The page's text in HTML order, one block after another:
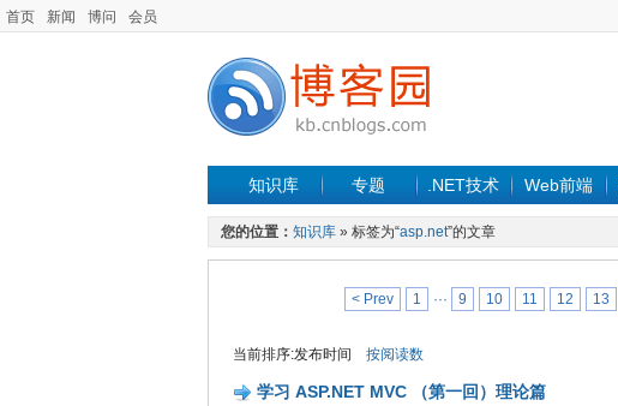
首页 新闻 博问 会员
知识库 专题 .NET技术 Web前端
您的位置： 知识库 » 标签为“asp.net”的文章
< Prev 1 ··· 9 10 11 12 13
当前排序:发布时间 按阅读数
学习 ASP.NET MVC （第一回）理论篇